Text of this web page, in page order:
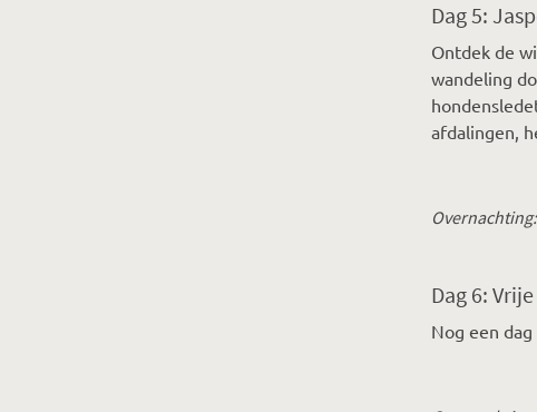
Dag 5:
Ontdek de
wandeling
afdalingen,
Dag 6:
Nog een